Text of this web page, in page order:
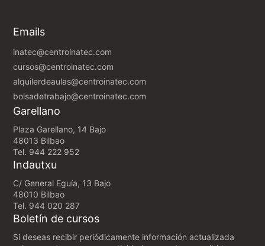
Emails
inatec@centroinatec.com
cursos@centroinatec.com
alquilerdeaulas@centroinatec.com
bolsadetrabajo@centroinatec.com
Garellano
Plaza Garellano, 14 Bajo
48013 Bilbao
Tel. 944 222 952
Indautxu
C/ General Eguía, 13 Bajo
48010 Bilbao
Tel. 944 020 287
Boletín de cursos
Si deseas recibir periódicamente información actualizada